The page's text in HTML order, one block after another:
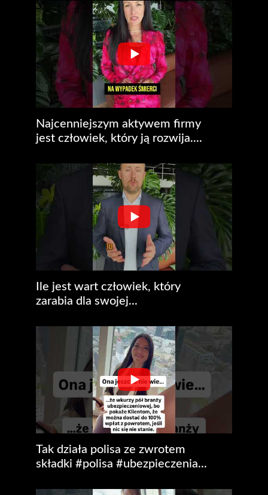
Najcenniejszym aktywem firmy
jest człowiek, który ją rozwija....
Ile jest wart człowiek, który
zarabia dla swojej...
Tak działa polisa ze zwrotem
składki #polisa #ubezpieczenia...